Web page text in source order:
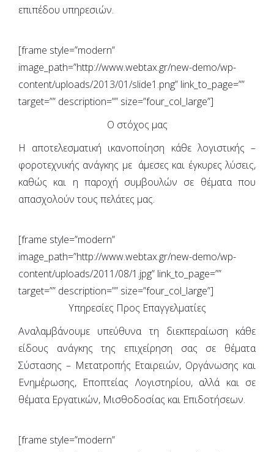
επιπέδου υπηρεσιών.
[frame style=”modern”
image_path=”http://www.webtax.gr/new-demo/wp-
content/uploads/2013/01/slide1.png” link_to_page=””
target=”” description=”” size=”four_col_large”]
Ο στόχος μας
Η αποτελεσματική ικανοποίηση κάθε λογιστικής –
φοροτεχνικής ανάγκης με άμεσες και έγκυρες λύσεις,
καθώς και η παροχή συμβουλών σε θέματα που
απασχολούν τους πελάτες μας.
[frame style=”modern”
image_path=”http://www.webtax.gr/new-demo/wp-
content/uploads/2011/08/1.jpg” link_to_page=””
target=”” description=”” size=”four_col_large”]
Υπηρεσίες Προς Επαγγελματίες
Αναλαμβάνουμε υπεύθυνα τη διεκπεραίωση κάθε
είδους ανάγκης της επιχείρηση σας σε θέματα
Σύστασης – Μετατροπής Εταιρειών, Οργάνωσης και
Ενημέρωσης, Εποπτείας Λογιστηρίου, αλλά και σε
θέματα Εργατικών, Μισθοδοσίας και Επιδοτήσεων.
[frame style=”modern”